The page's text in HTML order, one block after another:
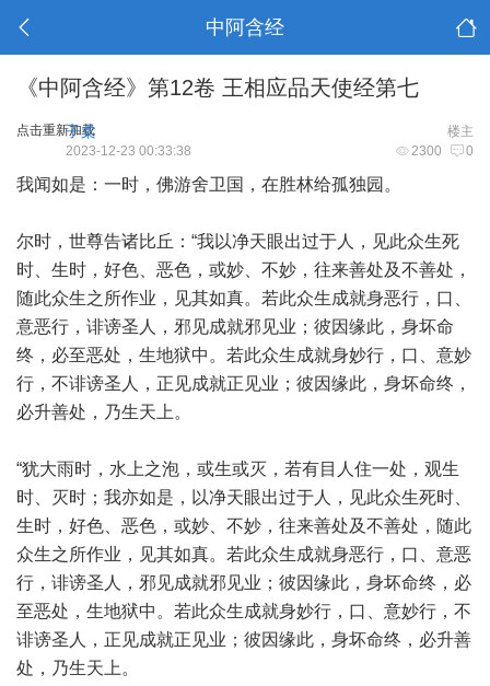
中阿含经
《中阿含经》第12卷 王相应品天使经第七
点击重新加载 楼主
子柔
2300 0
2023-12-23 00:33:38
我闻如是：一时，佛游舍卫国，在胜林给孤独园。
尔时，世尊告诸比丘：“我以净天眼出过于人，见此众生死
时、生时，好色、恶色，或妙、不妙，往来善处及不善处，
随此众生之所作业，见其如真。若此众生成就身恶行，口、
意恶行，诽谤圣人，邪见成就邪见业；彼因缘此，身坏命
终，必至恶处，生地狱中。若此众生成就身妙行，口、意妙
行，不诽谤圣人，正见成就正见业；彼因缘此，身坏命终，
必升善处，乃生天上。
“犹大雨时，水上之泡，或生或灭，若有目人住一处，观生
时、灭时；我亦如是，以净天眼出过于人，见此众生死时、
生时，好色、恶色，或妙、不妙，往来善处及不善处，随此
众生之所作业，见其如真。若此众生成就身恶行，口、意恶
行，诽谤圣人，邪见成就邪见业；彼因缘此，身坏命终，必
至恶处，生地狱中。若此众生成就身妙行，口、意妙行，不
诽谤圣人，正见成就正见业；彼因缘此，身坏命终，必升善
处，乃生天上。